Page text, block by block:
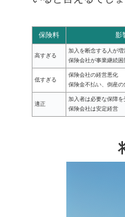
保険料 影
高すぎる
加入を断念する人が増
保険会社が事業継続困
低すぎる
保険会社の経営悪化
保険金不払い、倒産の
適正
加入者は必要な保障を
保険会社は安定経営